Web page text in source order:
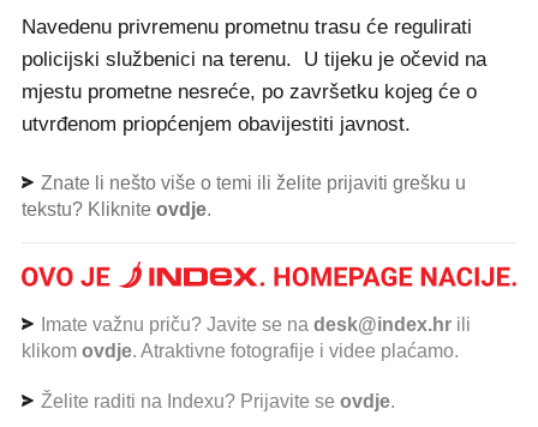
Navedenu privremenu prometnu trasu će regulirati
policijski službenici na terenu. U tijeku je očevid na
mjestu prometne nesreće, po završetku kojeg će o
utvrđenom priopćenjem obavijestiti javnost.
Znate li nešto više o temi ili želite prijaviti grešku u
tekstu? Kliknite ovdje.
Imate važnu priču? Javite se na desk@index.hr ili
klikom ovdje. Atraktivne fotografije i videe plaćamo.
Želite raditi na Indexu? Prijavite se ovdje.